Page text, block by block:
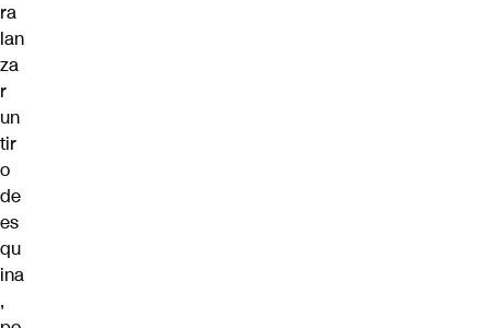
ra
lan
za
r
un
tir
o
de
es
qu
ina
,